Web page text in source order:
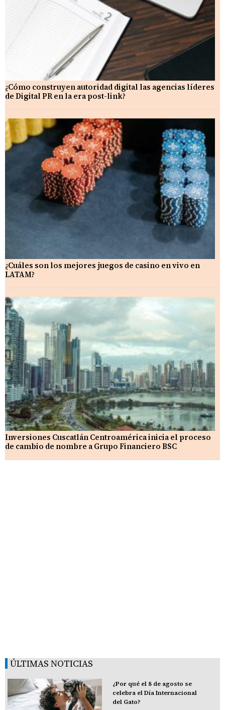
¿Cómo construyen autoridad digital las agencias líderes
de Digital PR en la era post-link?
¿Cuáles son los mejores juegos de casino en vivo en
LATAM?
Inversiones Cuscatlán Centroamérica inicia el proceso
de cambio de nombre a Grupo Financiero BSC
ÚLTIMAS NOTICIAS
¿Por qué el 8 de agosto se
celebra el Día Internacional
del Gato?